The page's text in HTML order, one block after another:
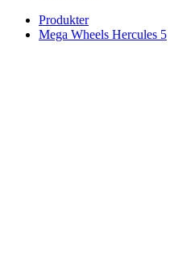
Produkter
Mega Wheels Hercules 5